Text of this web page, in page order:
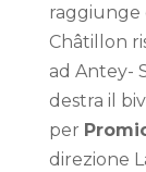
raggiunge
Châtillon
ad Antey-
destra il
per
direzione